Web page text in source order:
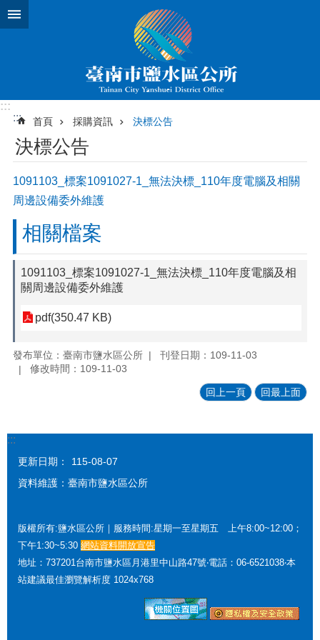
跳到主要內容區塊
:::
:::
首頁 採購資訊 決標公告
決標公告
1091103_標案1091027-1_無法決標_110年度電腦及相關
周邊設備委外維護
相關檔案
1091103_標案1091027-1_無法決標_110年度電腦及相
關周邊設備委外維護
pdf(350.47 KB)
發布單位：臺南市鹽水區公所
刊登日期：109-11-03
修改時間：109-11-03
回上一頁 回最上面
:::
更新日期：
115-08-07
資料維護：臺南市鹽水區公所
版權所有:鹽水區公所｜服務時間:星期一至星期五 上午8:00~12:00；
下午1:30~5:30 網站資料開放宣告
地址：737201台南市鹽水區月港里中山路47號‧電話：06-6521038‧本
站建議最佳瀏覽解析度 1024x768